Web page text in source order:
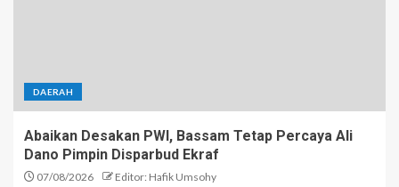
DAERAH
Abaikan Desakan PWI, Bassam Tetap Percaya Ali
Dano Pimpin Disparbud Ekraf
07/08/2026 Editor: Hafik Umsohy